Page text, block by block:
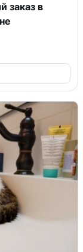
заказ в